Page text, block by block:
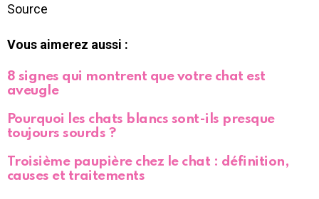
Source
Vous aimerez aussi :
8 signes qui montrent que votre chat est
aveugle
Pourquoi les chats blancs sont-ils presque
toujours sourds ?
Troisième paupière chez le chat : définition,
causes et traitements